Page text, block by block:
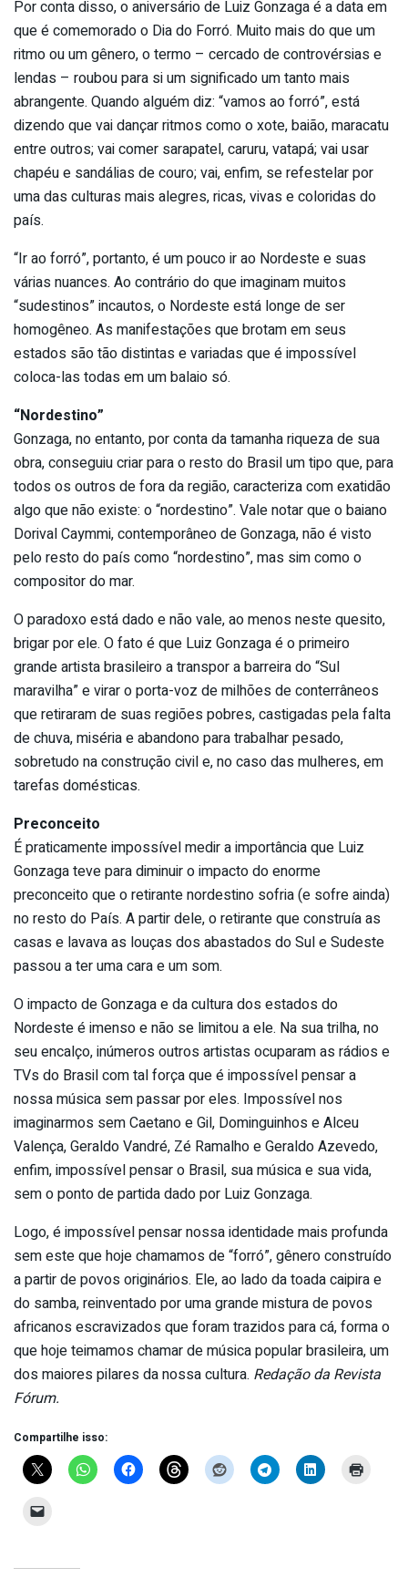
Por conta disso, o aniversário de Luiz Gonzaga é a data em
que é comemorado o Dia do Forró. Muito mais do que um
ritmo ou um gênero, o termo – cercado de controvérsias e
lendas – roubou para si um significado um tanto mais
abrangente. Quando alguém diz: “vamos ao forró”, está
dizendo que vai dançar ritmos como o xote, baião, maracatu
entre outros; vai comer sarapatel, caruru, vatapá; vai usar
chapéu e sandálias de couro; vai, enfim, se refestelar por
uma das culturas mais alegres, ricas, vivas e coloridas do
país.
“Ir ao forró”, portanto, é um pouco ir ao Nordeste e suas
várias nuances. Ao contrário do que imaginam muitos
“sudestinos” incautos, o Nordeste está longe de ser
homogêneo. As manifestações que brotam em seus
estados são tão distintas e variadas que é impossível
coloca-las todas em um balaio só.
“Nordestino”
Gonzaga, no entanto, por conta da tamanha riqueza de sua
obra, conseguiu criar para o resto do Brasil um tipo que, para
todos os outros de fora da região, caracteriza com exatidão
algo que não existe: o “nordestino”. Vale notar que o baiano
Dorival Caymmi, contemporâneo de Gonzaga, não é visto
pelo resto do país como “nordestino”, mas sim como o
compositor do mar.
O paradoxo está dado e não vale, ao menos neste quesito,
brigar por ele. O fato é que Luiz Gonzaga é o primeiro
grande artista brasileiro a transpor a barreira do “Sul
maravilha” e virar o porta-voz de milhões de conterrâneos
que retiraram de suas regiões pobres, castigadas pela falta
de chuva, miséria e abandono para trabalhar pesado,
sobretudo na construção civil e, no caso das mulheres, em
tarefas domésticas.
Preconceito
É praticamente impossível medir a importância que Luiz
Gonzaga teve para diminuir o impacto do enorme
preconceito que o retirante nordestino sofria (e sofre ainda)
no resto do País. A partir dele, o retirante que construía as
casas e lavava as louças dos abastados do Sul e Sudeste
passou a ter uma cara e um som.
O impacto de Gonzaga e da cultura dos estados do
Nordeste é imenso e não se limitou a ele. Na sua trilha, no
seu encalço, inúmeros outros artistas ocuparam as rádios e
TVs do Brasil com tal força que é impossível pensar a
nossa música sem passar por eles. Impossível nos
imaginarmos sem Caetano e Gil, Dominguinhos e Alceu
Valença, Geraldo Vandré, Zé Ramalho e Geraldo Azevedo,
enfim, impossível pensar o Brasil, sua música e sua vida,
sem o ponto de partida dado por Luiz Gonzaga.
Logo, é impossível pensar nossa identidade mais profunda
sem este que hoje chamamos de “forró”, gênero construído
a partir de povos originários. Ele, ao lado da toada caipira e
do samba, reinventado por uma grande mistura de povos
africanos escravizados que foram trazidos para cá, forma o
que hoje teimamos chamar de música popular brasileira, um
dos maiores pilares da nossa cultura. Redação da Revista
Fórum.
Compartilhe isso: